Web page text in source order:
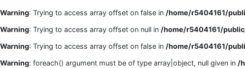
Warning: Trying to access array offset on false in /home/r5404161/
Warning: Trying to access array offset on null in /home/r5404161/
Warning: Trying to access array offset on false in /home/r5404161/
Warning: foreach() argument must be of type array|object, null given in /